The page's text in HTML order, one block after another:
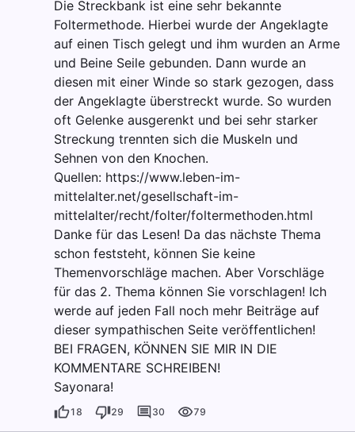
Die Streckbank ist eine sehr bekannte
Foltermethode. Hierbei wurde der Angeklagte
auf einen Tisch gelegt und ihm wurden an Arme
und Beine Seile gebunden. Dann wurde an
diesen mit einer Winde so stark gezogen, dass
der Angeklagte überstreckt wurde. So wurden
oft Gelenke ausgerenkt und bei sehr starker
Streckung trennten sich die Muskeln und
Sehnen von den Knochen.
Quellen: https://www.leben-im-
mittelalter.net/gesellschaft-im-
mittelalter/recht/folter/foltermethoden.html
Danke für das Lesen! Da das nächste Thema
schon feststeht, können Sie keine
Themenvorschläge machen. Aber Vorschläge
für das 2. Thema können Sie vorschlagen! Ich
werde auf jeden Fall noch mehr Beiträge auf
dieser sympathischen Seite veröffentlichen!
BEI FRAGEN, KÖNNEN SIE MIR IN DIE
KOMMENTARE SCHREIBEN!
Sayonara!
18 29 30 79